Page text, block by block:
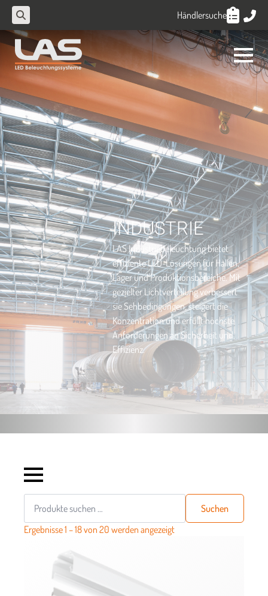
Search
for:
Händlersuche
INDUSTRIE
LAS Industriebeleuchtung bietet
effiziente LED-Lösungen für Hallen,
Lager und Produktionsbereiche. Mit
gezielter Lichtverteilung verbessert
sie Sehbedingungen, steigert die
Konzentration und erfüllt höchste
Anforderungen an Sicherheit und
Effizienz.
Suche
nach:
Suchen
Ergebnisse 1 – 18 von 20 werden angezeigt